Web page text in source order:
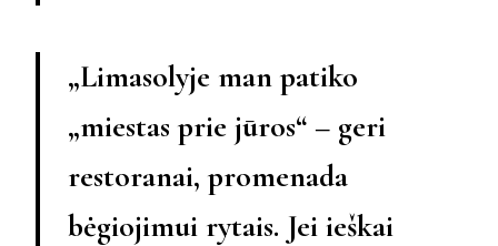
„Limasolyje man patiko
„miestas prie jūros“ – geri
restoranai, promenada
bėgiojimui rytais. Jei ieškai